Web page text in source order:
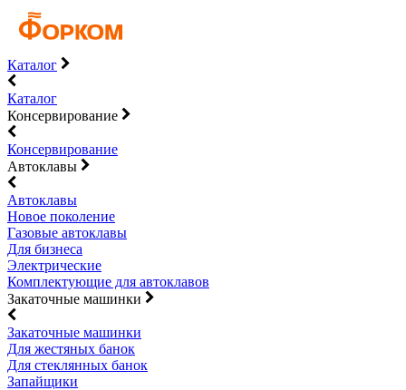
Каталог
Каталог
Консервирование
Консервирование
Автоклавы
Автоклавы
Новое поколение
Газовые автоклавы
Для бизнеса
Электрические
Комплектующие для автоклавов
Закаточные машинки
Закаточные машинки
Для жестяных банок
Для стеклянных банок
Запайщики